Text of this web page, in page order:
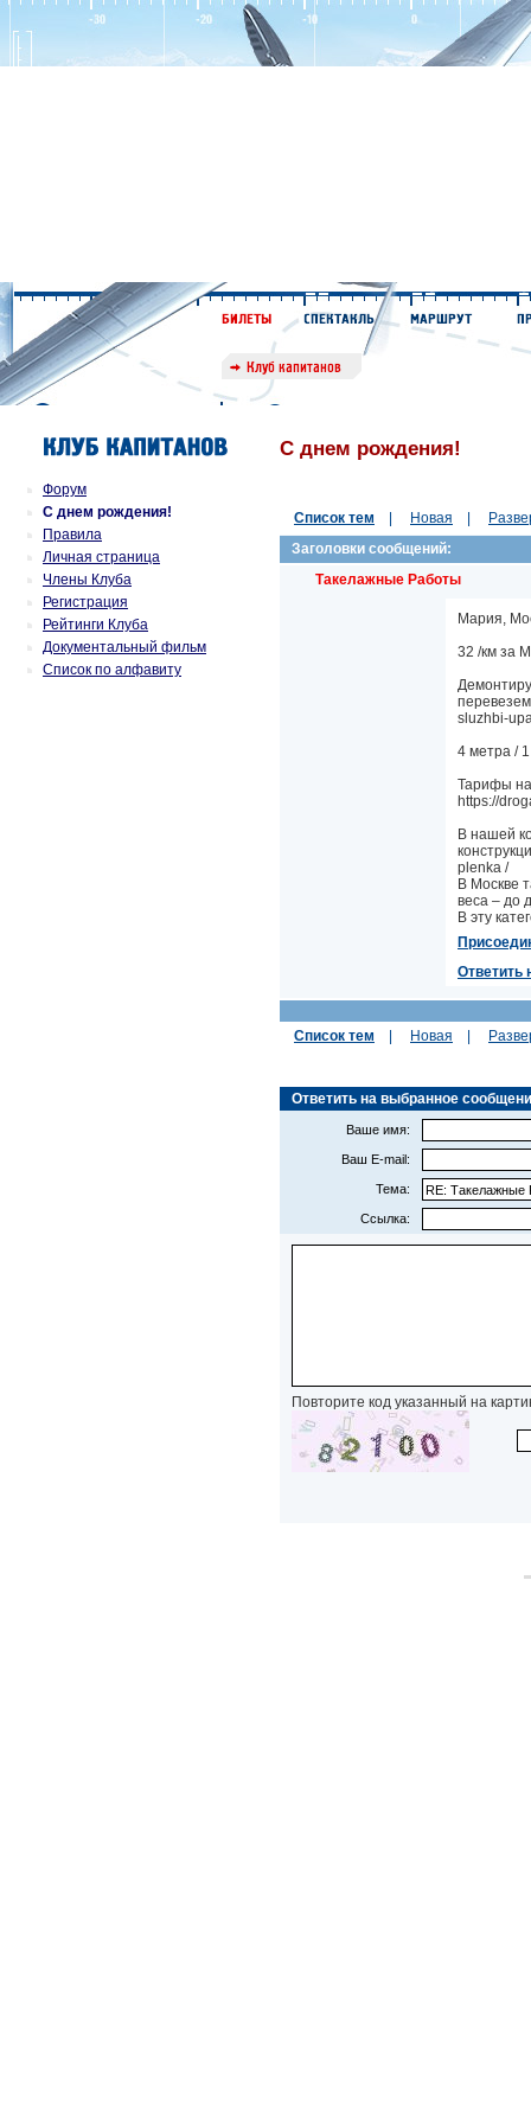
Форум
С днем рождения!
Правила
Личная страница
Члены Клуба
Регистрация
Рейтинги Клуба
Документальный фильм
Список по алфавиту
С днем рождения!
Список тем Новая
Заголовки сообщений:
Такелажные Работы
Мария,
32 /км за
sluzhbi-
4 метра /
Тарифы на
https://
В нашей
plenka /
В Москве
веса – до
В эту
Ответить
Список тем Новая
Ответить на выбранное
Ваше имя:
Ваш E-mail:
Тема:
Ссылка:
Повторите код указанный на